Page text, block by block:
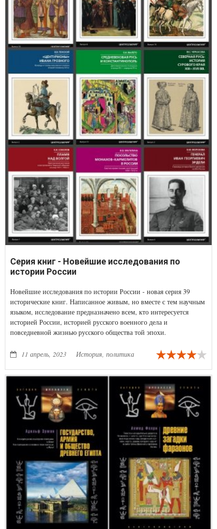
Серия книг - Новейшие исследования по
истории России
Новейшие исследования по истории России - новая серия 39
исторические книг. Написанное живым, но вместе с тем научным
языком, исследование предназначено всем, кто интересуется
историей России, историей русского военного дела и
повседневной жизнью русского общества той эпохи.
11 апрель, 2023 История, политика